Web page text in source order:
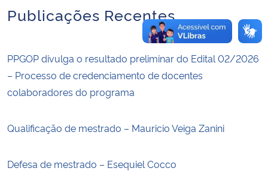
Publicações Recentes
PPGOP divulga o resultado preliminar do Edital 02/2026
– Processo de credenciamento de docentes
colaboradores do programa
Qualificação de mestrado – Mauricio Veiga Zanini
Defesa de mestrado – Esequiel Cocco